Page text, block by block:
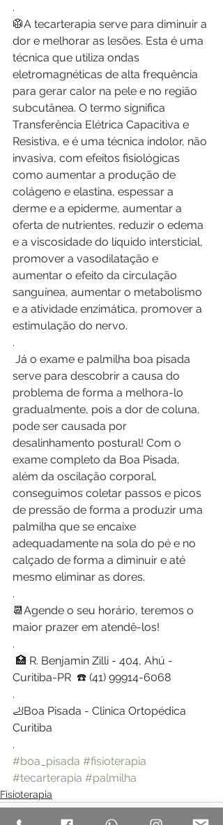
.
🥼A tecarterapia serve para diminuir a
dor e melhorar as lesões. Esta é uma
técnica que utiliza ondas
eletromagnéticas de alta frequência
para gerar calor na pele e no região
subcutânea. O termo significa
Transferência Elétrica Capacitiva e
Resistiva, e é uma técnica indolor, não
invasiva, com efeitos fisiológicas
como aumentar a produção de
colágeno e elastina, espessar a
derme e a epiderme, aumentar a
oferta de nutrientes, reduzir o edema
e a viscosidade do líquido intersticial,
promover a vasodilatação e
aumentar o efeito da circulação
sanguínea, aumentar o metabolismo
e a atividade enzimática, promover a
estimulação do nervo.
.
serve para descobrir a causa do
problema de forma a melhora-lo
gradualmente, pois a dor de coluna,
pode ser causada por
desalinhamento postural! Com o
exame completo da Boa Pisada,
além da oscilação corporal,
conseguimos coletar passos e picos
de pressão de forma a produzir uma
palmilha que se encaixe
adequadamente na sola do pé e no
calçado de forma a diminuir e até
mesmo eliminar as dores.
.
📆Agende o seu horário, teremos o
maior prazer em atendê-los!
.
Curitiba-PR  ☎️ (41) 99914-6068
.
🦶Boa Pisada - Clinica Ortopédica
Curitiba
.
#boa_pisada #fisioterapia
#tecarterapia #palmilha
Fisioterapia